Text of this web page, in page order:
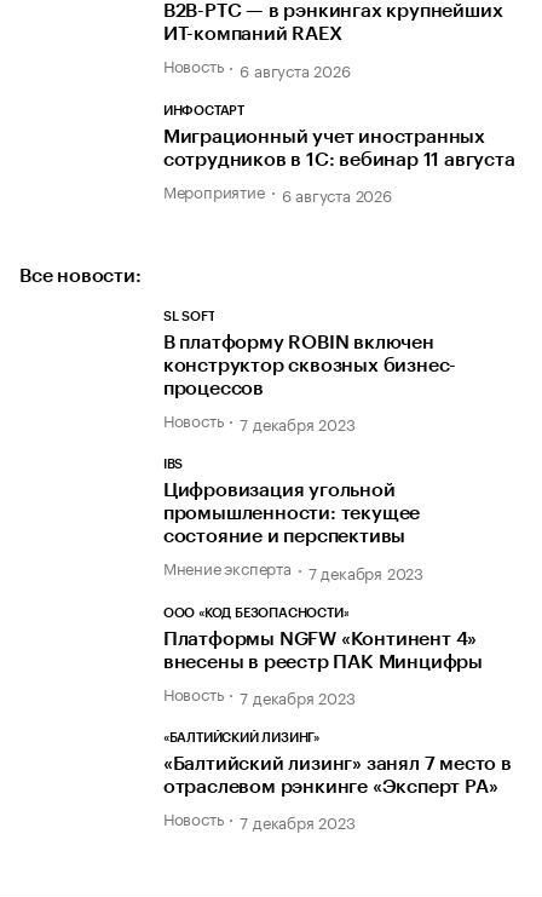
В2В-РТС — в рэнкингах крупнейших
ИТ-компаний RAEX
Новость 6 августа 2026
ИНФОСТАРТ
Миграционный учет иностранных
сотрудников в 1С: вебинар 11 августа
Мероприятие 6 августа 2026
Все новости:
SL SOFT
В платформу ROBIN включен
конструктор сквозных бизнес-
процессов
Новость 7 декабря 2023
IBS
Цифровизация угольной
промышленности: текущее
состояние и перспективы
Мнение эксперта 7 декабря 2023
ООО «КОД БЕЗОПАСНОСТИ»
Платформы NGFW «Континент 4»
внесены в реестр ПАК Минцифры
Новость 7 декабря 2023
«БАЛТИЙСКИЙ ЛИЗИНГ»
«Балтийский лизинг» занял 7 место в
отраслевом рэнкинге «Эксперт РА»
Новость 7 декабря 2023